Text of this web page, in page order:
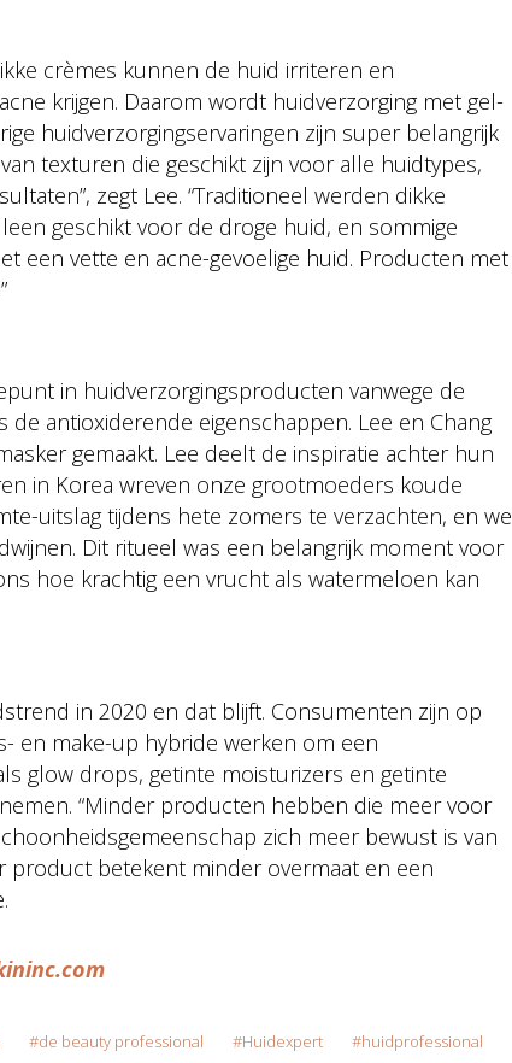
crèmes kunnen de huid irriteren en
krijgen. Daarom wordt huidverzorging met gel-
huidverzorgingservaringen zijn super belangrijk
texturen die geschikt zijn voor alle huidtypes,
zegt Lee. “Traditioneel werden dikke
geschikt voor de droge huid, en sommige
een vette en acne-gevoelige huid. Producten met
in huidverzorgingsproducten vanwege de
antioxiderende eigenschappen. Lee en Chang
gemaakt. Lee deelt de inspiratie achter hun
in Korea wreven onze grootmoeders koude
uitslag tijdens hete zomers te verzachten, en we
Dit ritueel was een belangrijk moment voor
hoe krachtig een vrucht als watermeloen kan
in 2020 en dat blijft. Consumenten zijn op
en make-up hybride werken om een
glow drops, getinte moisturizers en getinte
“Minder producten hebben die meer voor
zich meer bewust is van
betekent minder overmaat en een
de beauty professional Huidexpert
huidprofessional